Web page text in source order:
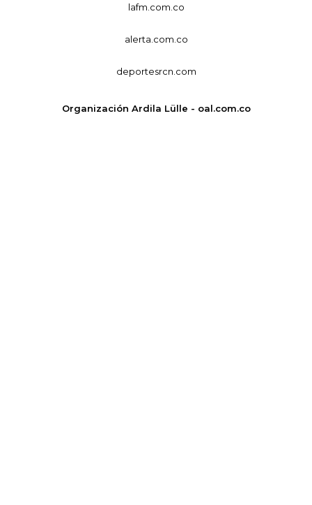
lafm.com.co
alerta.com.co
deportesrcn.com
Organización Ardila Lülle - oal.com.co